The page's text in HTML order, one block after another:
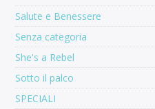
Salute e Benessere
Senza categoria
She's a Rebel
Sotto il palco
SPECIALI